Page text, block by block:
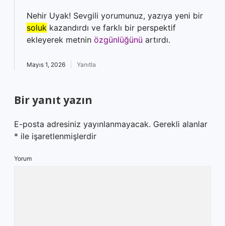
Nehir Uyak! Sevgili yorumunuz, yazıya yeni bir
soluk kazandırdı ve farklı bir perspektif
ekleyerek metnin özgünlüğünü artırdı.
Mayıs 1, 2026 Yanıtla
Bir yanıt yazın
E-posta adresiniz yayınlanmayacak. Gerekli alanlar
* ile işaretlenmişlerdir
Yorum